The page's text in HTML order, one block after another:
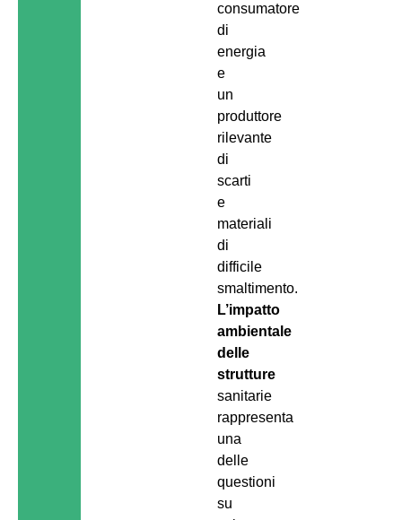
consumatore
di
energia
e
un
produttore
rilevante
di
scarti
e
materiali
di
difficile
smaltimento.
L’impatto
ambientale
delle
strutture
sanitarie
rappresenta
una
delle
questioni
su